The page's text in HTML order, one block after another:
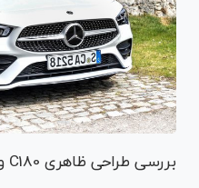
بررسی طراحی ظاهری C180 و CLA180